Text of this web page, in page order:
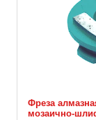
Фреза
мозаично-